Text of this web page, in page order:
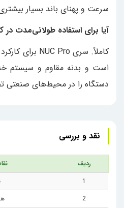
سرعت و پهنای باند بسیار
آیا برای استفاده طولانی‌مدت
است و بدنه مقاوم و سیستم
دستگاه را در محیط‌های صنعتی
نقد و بررسی
ردیف
1
2